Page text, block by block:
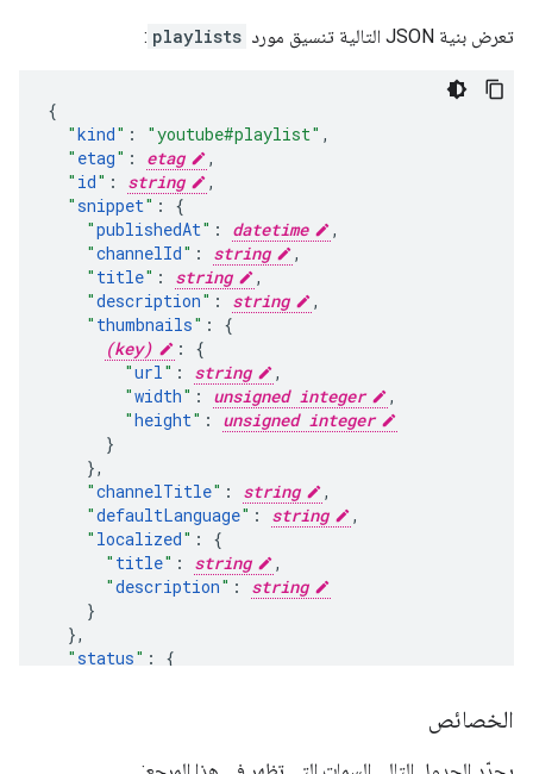
تعرض بنية JSON التالية تنسيق مورد playlists
:
"kind" : "youtube#playlist" ,
" etag" : etag
,
" id" : string
,
"snippet" :
"publishedAt" : datetime
,
"channelId" : string
,
" title" : string
,
"description" : string
,
" thumbnails" :
(key)
:
"url" : string
,
"width" : unsigned integer
,
"height" :
unsigned integer
},
"channelTitle" : string
,
"defaultLanguage" : string
,
" localized" :
" title" : string
,
"description" :
string
},
"status" :
الخصائص